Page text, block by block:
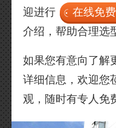
迎进行
在线免
介绍，帮助合理选
如果您有意向了解
详细信息，欢迎您
观，随时有专人免